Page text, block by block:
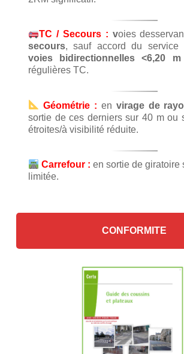
TC / Secours : voies
secours, sauf accord du service
voies bidirectionnelles <6,20 m
régulières TC.
Géométrie : en virage de
sortie de ces derniers sur 40 m ou
étroites/à visibilité réduite.
Carrefour :en sortie de giratoire
limitée.
CONFORMITE